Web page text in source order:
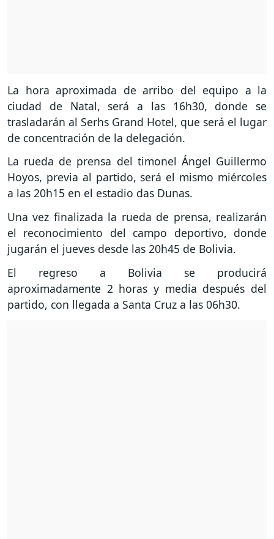
La hora aproximada de arribo del equipo a la
ciudad de Natal, será a las 16h30, donde se
trasladarán al Serhs Grand Hotel, que será el lugar
de concentración de la delegación.
La rueda de prensa del timonel Ángel Guillermo
Hoyos, previa al partido, será el mismo miércoles
a las 20h15 en el estadio das Dunas.
Una vez finalizada la rueda de prensa, realizarán
el reconocimiento del campo deportivo, donde
jugarán el jueves desde las 20h45 de Bolivia.
El regreso a Bolivia se producirá
aproximadamente 2 horas y media después del
partido, con llegada a Santa Cruz a las 06h30.